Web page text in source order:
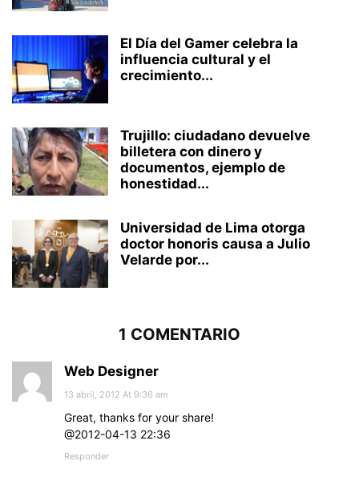
El Día del Gamer celebra la
influencia cultural y el
crecimiento...
Trujillo: ciudadano devuelve
billetera con dinero y
documentos, ejemplo de
honestidad...
Universidad de Lima otorga
doctor honoris causa a Julio
Velarde por...
1 COMENTARIO
Web Designer
13 abril, 2012 At 9:36 am
Great, thanks for your share!
@2012-04-13 22:36
Responder